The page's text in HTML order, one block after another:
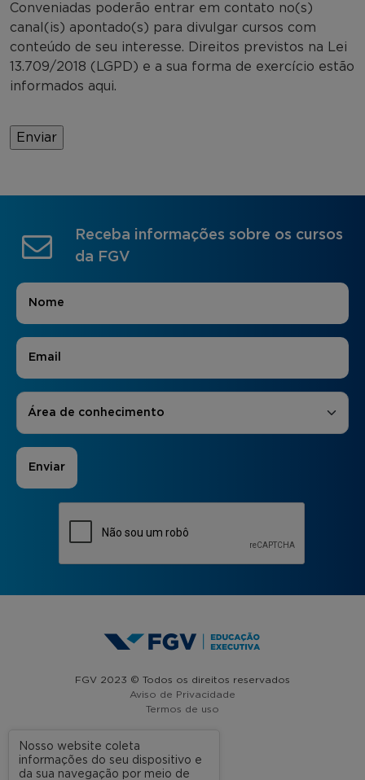
Conveniadas poderão entrar em contato no(s)
canal(is) apontado(s) para divulgar cursos com
conteúdo de seu interesse. Direitos previstos na Lei
13.709/2018 (LGPD) e a sua forma de exercício estão
informados aqui.
Receba informações sobre os cursos
da FGV
Nome
E-mail
Áreas de Interesse
Área de conhecimento
FGV 2023 © Todos os direitos reservados
Aviso de Privacidade
Termos de uso
A FGV
Nosso website coleta
informações do seu dispositivo e
da sua navegação por meio de